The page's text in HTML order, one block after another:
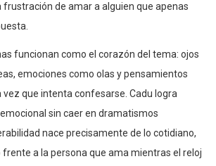
de amar a alguien que apenas
funcionan como el corazón del tema: ojos
emociones como olas y pensamientos
que intenta confesarse. Cadu logra
sin caer en dramatismos
nace precisamente de lo cotidiano,
a la persona que ama mientras el reloj